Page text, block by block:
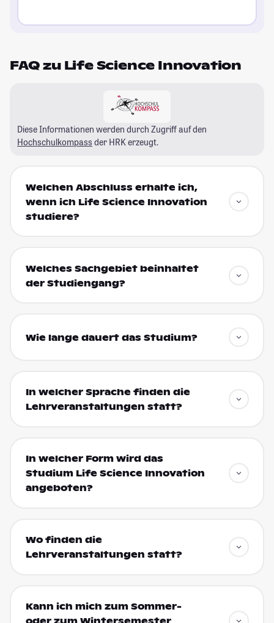
FAQ zu Life Science Innovation
Diese Informationen werden durch Zugriff auf den
Hochschulkompass der HRK erzeugt.
Welchen Abschluss erhalte ich,
wenn ich Life Science Innovation
studiere?
Welches Sachgebiet beinhaltet
der Studiengang?
Wie lange dauert das Studium?
In welcher Sprache finden die
Lehrveranstaltungen statt?
In welcher Form wird das
Studium Life Science Innovation
angeboten?
Wo finden die
Lehrveranstaltungen statt?
Kann ich mich zum Sommer-